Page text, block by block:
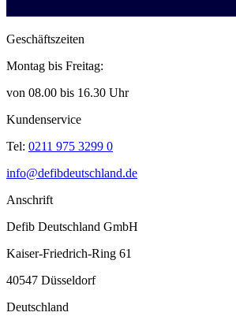
Geschäftszeiten
Montag bis Freitag:
von 08.00 bis 16.30 Uhr
Kundenservice
Tel: 0211 975 3299 0
info@defibdeutschland.de
Anschrift
Defib Deutschland GmbH
Kaiser-Friedrich-Ring 61
40547 Düsseldorf
Deutschland